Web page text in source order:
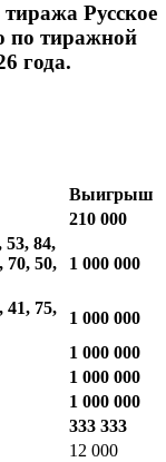
Русское
по тиражной
года.
Выигрыш
210 000
53, 84,
70, 50,
1 000 000
41, 75,
1 000 000
1 000 000
1 000 000
1 000 000
333 333
12 000